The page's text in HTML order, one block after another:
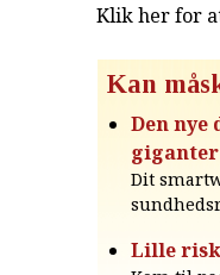
Klik her for
Kan
Den
Dit
Lille